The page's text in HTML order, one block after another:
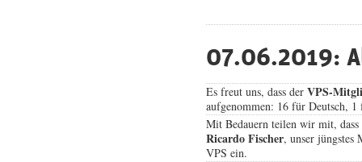
07.06.2019:
Es freut uns, dass der VPS-
aufgenommen: 16 für Deutsch,
Mit Bedauern teilen wir mit,
Ricardo Fischer, unser jüngstes
VPS ein.